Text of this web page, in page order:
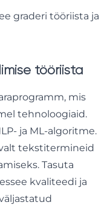
graderi tööriista ja
tööriista
mis
tehnoloogiaid.
ja ML-algoritme.
tekstitermineid
Tasuta
kvaliteedi ja